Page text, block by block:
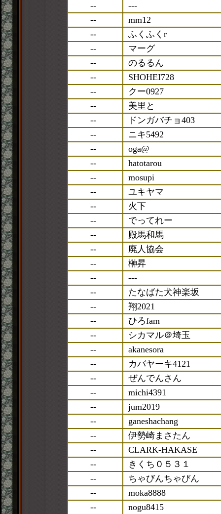
--
---
--
mm12
--
ふくふくr
--
マーグ
--
のるるん
--
SHOHEI728
--
クー0927
--
美里と
--
ドンガバチョ403
--
ニキ5492
--
oga@
--
hatotarou
--
mosupi
--
ユキヤマ
--
火下
--
でってれー
--
殿馬和馬
--
廃人協会
--
榊昇
--
---
--
たなばた犬神楽坂
--
翔2021
--
ひろfam
--
シカマル＠埼玉
--
akanesora
--
カバヤーキ4121
--
ぜんでんさん
--
michi4391
--
jum2019
--
ganeshachang
--
伊勢崎まさたん
--
CLARK-HAKASE
--
きくち０５３１
--
ちゃびんちゃびん
--
moka8888
--
nogu8415